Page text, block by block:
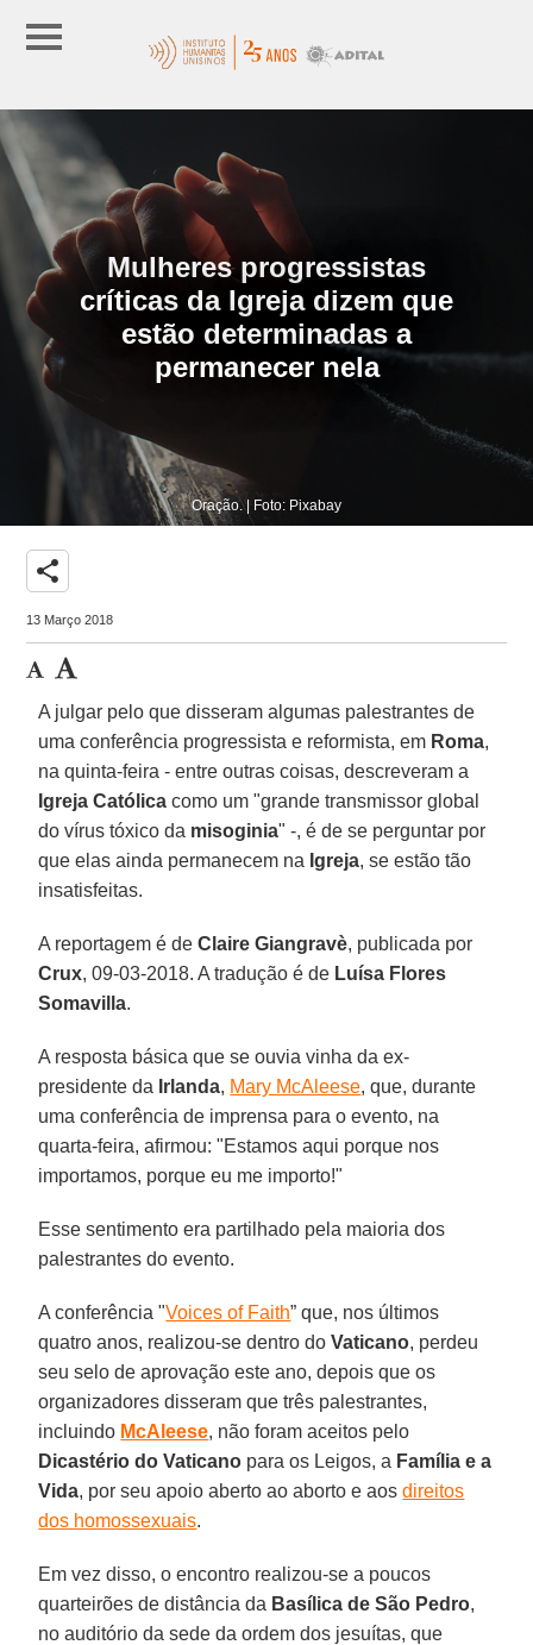
Mulheres progressistas
críticas da Igreja dizem que
estão determinadas a
permanecer nela
Oração. | Foto: Pixabay
share
13 Março 2018
A julgar pelo que disseram algumas palestrantes de
uma conferência progressista e reformista, em Roma,
na quinta-feira - entre outras coisas, descreveram a
Igreja Católica como um "grande transmissor global
do vírus tóxico da misoginia" -, é de se perguntar por
que elas ainda permanecem na Igreja, se estão tão
insatisfeitas.
A reportagem é deClaire Giangravè, publicada por
Crux, 09-03-2018. A tradução é de Luísa Flores
Somavilla.
A resposta básica que se ouvia vinha da ex-
presidente da Irlanda, Mary McAleese, que, durante
uma conferência de imprensa para o evento, na
quarta-feira, afirmou: "Estamos aqui porque nos
importamos, porque eu me importo!"
Esse sentimento era partilhado pela maioria dos
palestrantes do evento.
A conferência "Voices of Faith” que, nos últimos
quatro anos, realizou-se dentro doVaticano, perdeu
seu selo de aprovação este ano, depois que os
organizadores disseram que três palestrantes,
incluindo McAleese, não foram aceitos pelo
Dicastério do Vaticano para os Leigos, a Família e a
Vida, por seu apoio aberto ao aborto e aosdireitos
dos homossexuais.
Em vez disso, o encontro realizou-se a poucos
quarteirões de distância da Basílica de São Pedro,
no auditório da sede da ordem dos jesuítas, que